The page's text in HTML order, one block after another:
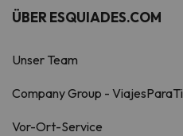
ÜBER ESQUIADES.COM
Unser Team
Company Group - ViajesParaTi
Vor-Ort-Service